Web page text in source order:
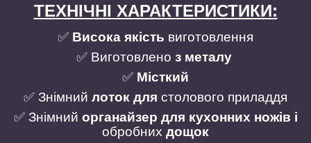
ТЕХНІЧНІ ХАРАКТЕРИСТИКИ:
✅ Висока якість виготовлення
✅ Виготовлено з металу
✅ Місткий
✅ Знімний лоток для столового приладдя
✅ Знімний органайзер для кухонних ножів і
обробних дощок